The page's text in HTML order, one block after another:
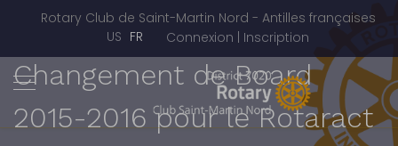
Rotary Club de Saint-Martin Nord - Antilles françaises
Sélectionnez votre langue
US FR Connexion | Inscription
Changement de Board
2015-2016 pour le Rotaract